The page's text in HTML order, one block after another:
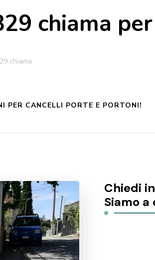
chiama
chiama
PER CANCELLI PORTE E PORTONI!
Chiedi
Siamo a